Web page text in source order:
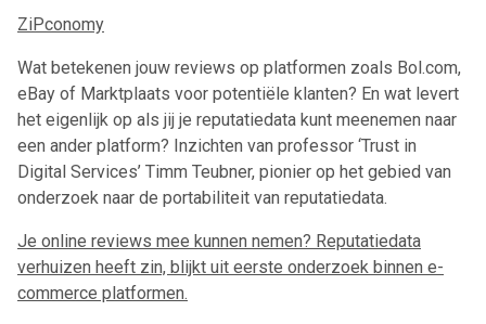
ZiPconomy
Wat betekenen jouw reviews op platformen zoals Bol.com,
eBay of Marktplaats voor potentiële klanten? En wat levert
het eigenlijk op als jij je reputatiedata kunt meenemen naar
een ander platform? Inzichten van professor ‘Trust in
Digital Services’ Timm Teubner, pionier op het gebied van
onderzoek naar de portabiliteit van reputatiedata.
Je online reviews mee kunnen nemen? Reputatiedata
verhuizen heeft zin, blijkt uit eerste onderzoek binnen e-
commerce platformen.